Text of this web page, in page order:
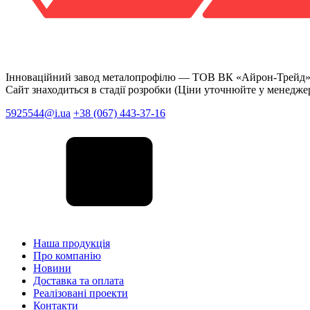
Інноваційний завод металопрофілю — ТОВ ВК «Айрон-Трейд»
Сайт знаходиться в стадії розробки (Ціни уточнюйте у
5925544@i.ua +38 (067) 443-37-16
Наша продукція
Про компанію
Новини
Доставка та оплата
Реалізовані проекти
Контакти